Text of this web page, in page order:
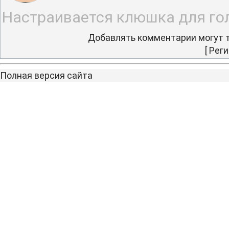
Настраивается клюшка для
Добавлять комментарии могут
[
Полная версия сайта